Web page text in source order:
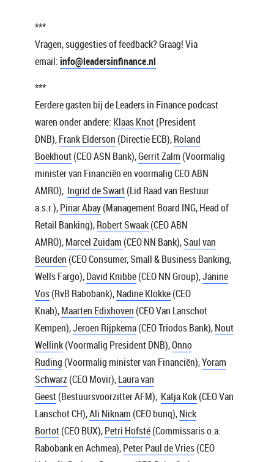
***
Vragen, suggesties of feedback? Graag! Via
email:info@leadersinfinance.nl
***
Eerdere gasten bij de Leaders in Finance podcast
waren onder andere: Klaas Knot(President
DNB),Frank Elderson (Directie ECB),Roland
Boekhout(CEO ASN Bank),Gerrit Zalm (Voormalig
minister van Financiën en voormalig CEO ABN
AMRO), Ingrid de Swart(Lid Raad van Bestuur
a.s.r.),Pinar Abay(Management Board ING, Head of
Retail Banking),Robert Swaak(CEO ABN
AMRO),Marcel Zuidam (CEO NN Bank),Saul van
Beurden (CEO Consumer, Small & Business Banking,
Wells Fargo),David Knibbe(CEO NN Group),Janine
Vos(RvB Rabobank),Nadine Klokke(CEO
Knab),Maarten Edixhoven (CEO Van Lanschot
Kempen),Jeroen Rijpkema(CEO Triodos Bank),Nout
Wellink(Voormalig President DNB),Onno
Ruding (Voormalig minister van Financiën),Yoram
Schwarz(CEO Movir),Laura van
Geest(Bestuursvoorzitter AFM), Katja Kok(CEO Van
Lanschot CH),Ali Niknam (CEO bunq),Nick
Bortot(CEO BUX),Petri Hofsté(Commissaris o.a.
Rabobank en Achmea),Peter Paul de Vries(CEO